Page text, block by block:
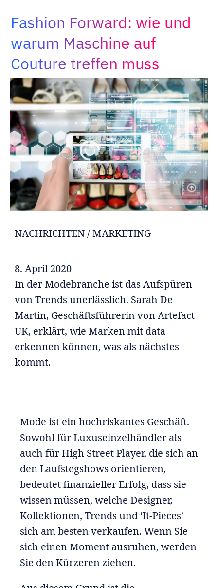
Suche
DE
Fashion Forward: wie und
warum Maschine auf
Couture treffen muss
NACHRICHTEN / MARKETING
8. April 2020
In der Modebranche ist das Aufspüren
von Trends unerlässlich. Sarah De
Martin, Geschäftsführerin von Artefact
UK, erklärt, wie Marken mit data
erkennen können, was als nächstes
kommt.
Mode ist ein hochriskantes Geschäft.
Sowohl für Luxuseinzelhändler als
auch für High Street Player, die sich an
den Laufstegshows orientieren,
bedeutet finanzieller Erfolg, dass sie
wissen müssen, welche Designer,
Kollektionen, Trends und ‘It-Pieces’
sich am besten verkaufen. Wenn Sie
sich einen Moment ausruhen, werden
Sie den Kürzeren ziehen.